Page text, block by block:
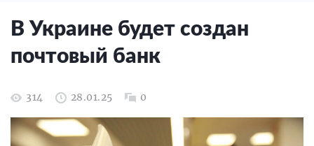
В Украине будет создан
почтовый банк
314 28.01.25 0